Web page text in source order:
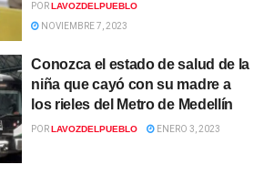
PORLAVOZDELPUEBLO
NOVIEMBRE 7, 2023
Conozca el estado de salud de la
niña que cayó con su madre a
los rieles del Metro de Medellín
PORLAVOZDELPUEBLO ENERO 3, 2023